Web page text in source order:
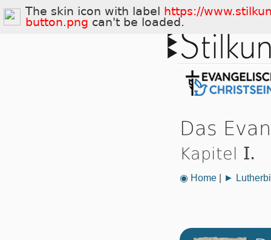
Das
Kapitel I.
◉ Home| ►
The skin icon with label
https://
button.png can't be loaded.